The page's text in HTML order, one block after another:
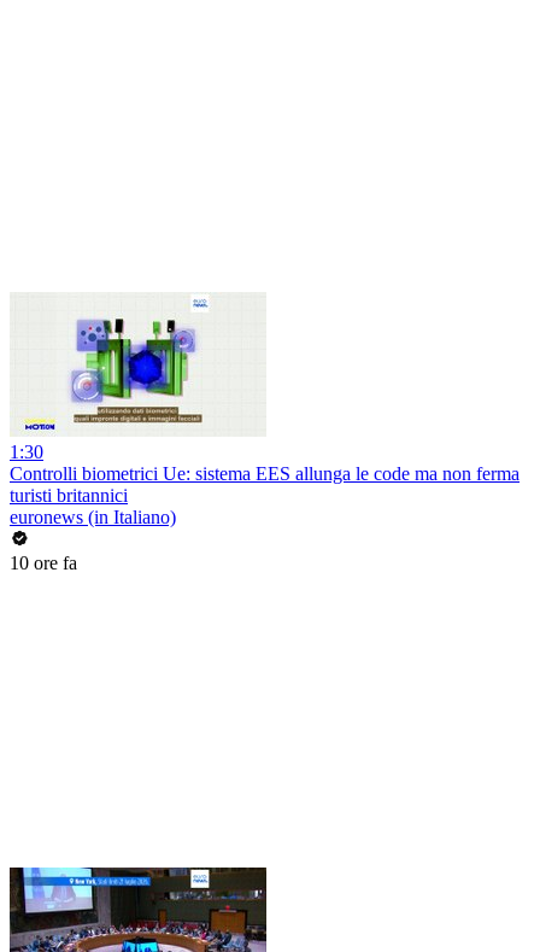
1:30
Controlli biometrici Ue: sistema EES allunga le code ma non ferma
turisti britannici
euronews (in Italiano)
10 ore fa